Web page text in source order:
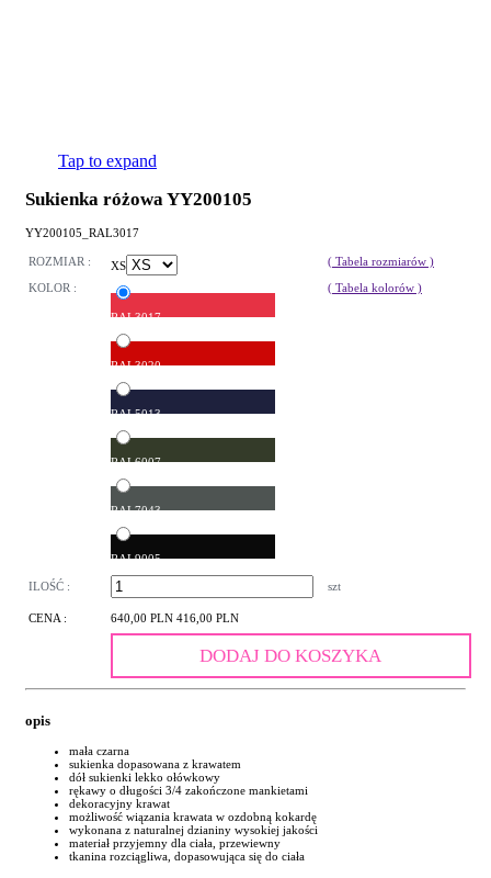
Tap to expand
Sukienka różowa YY200105
YY200105_RAL3017
ROZMIAR : XS
( Tabela rozmiarów )
KOLOR :
RAL3017
RAL3020
RAL5013
RAL6007
RAL7043
RAL9005
( Tabela kolorów )
ILOŚĆ : szt
CENA : 640,00 PLN 416,00 PLN
DODAJ DO KOSZYKA
opis
mała czarna
sukienka dopasowana z krawatem
dół sukienki lekko ołówkowy
rękawy o długości 3/4 zakończone mankietami
dekoracyjny krawat
możliwość wiązania krawata w ozdobną kokardę
wykonana z naturalnej dzianiny wysokiej jakości
materiał przyjemny dla ciała, przewiewny
tkanina rozciągliwa, dopasowująca się do ciała